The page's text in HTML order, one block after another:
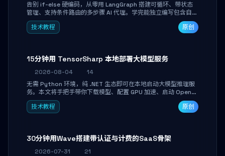
告别 if-else 硬编码，从零用 LangGraph 搭建可循环、带状态
管理、支持条件路由的多步骤 AI 代理。学完能独立编写包含自动
决策、工具调用和持久化状态的复杂工作流，并避开递归溢出、
状态丢失等常见坑点。
技术教程 原创
15分钟用 TensorSharp 本地部署大模型服务
2026-08-04
14
无需 Python 环境，纯 .NET 生态即可在本地启动大模型推理服
务。本文将手把手带你下载模型、配置 GPU 加速、启动 OpenAI
兼容 API，并在 C# 业务代码中无缝调用。数据不出网，零门槛
搞定本地 LLM 部署。
技术教程 原创
30分钟用Wave搭建带认证与计费的SaaS骨架
2026-07-31
21